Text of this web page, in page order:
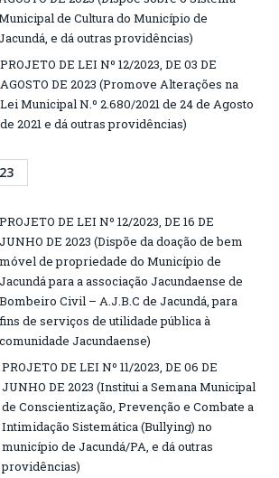
de Cultura do Município de
e dá outras providências)
PROJETO DE LEI Nº 12/2023, DE 03 DE
AGOSTO DE 2023 (Promove Alterações na
Lei Municipal N.º 2.680/2021 de 24 de Agosto
de 2021 e dá outras providências)
PROJETO DE LEI Nº 12/2023, DE 16 DE
JUNHO DE 2023 (Dispõe da doação de bem
móvel de propriedade do Município de
Jacundá para a associação Jacundaense de
Bombeiro Civil – A.J.B.C de Jacundá, para
fins de serviços de utilidade pública à
comunidade Jacundaense)
PROJETO DE LEI Nº 11/2023, DE 06 DE
JUNHO DE 2023 (Institui a Semana Municipal
de Conscientização, Prevenção e Combate a
Intimidação Sistemática (Bullying) no
município de Jacundá/PA, e dá outras
providências)